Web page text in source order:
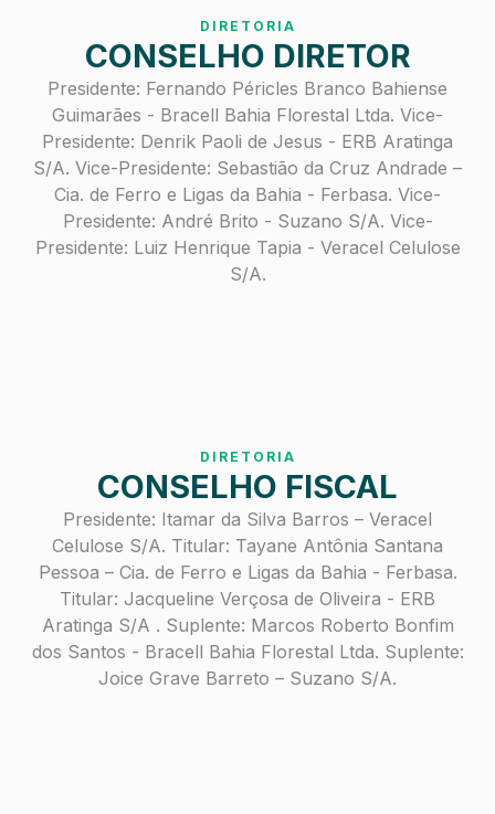
DIRETORIA
CONSELHO DIRETOR
Presidente: Fernando Péricles Branco Bahiense
Guimarães - Bracell Bahia Florestal Ltda. Vice-
Presidente: Denrik Paoli de Jesus - ERB Aratinga
S/A. Vice-Presidente: Sebastião da Cruz Andrade –
Cia. de Ferro e Ligas da Bahia - Ferbasa. Vice-
Presidente: André Brito - Suzano S/A. Vice-
Presidente: Luiz Henrique Tapia - Veracel Celulose
S/A.
DIRETORIA
CONSELHO FISCAL
Presidente: Itamar da Silva Barros – Veracel
Celulose S/A. Titular: Tayane Antônia Santana
Pessoa – Cia. de Ferro e Ligas da Bahia - Ferbasa.
Titular: Jacqueline Verçosa de Oliveira - ERB
Aratinga S/A . Suplente: Marcos Roberto Bonfim
dos Santos - Bracell Bahia Florestal Ltda. Suplente:
Joice Grave Barreto – Suzano S/A.